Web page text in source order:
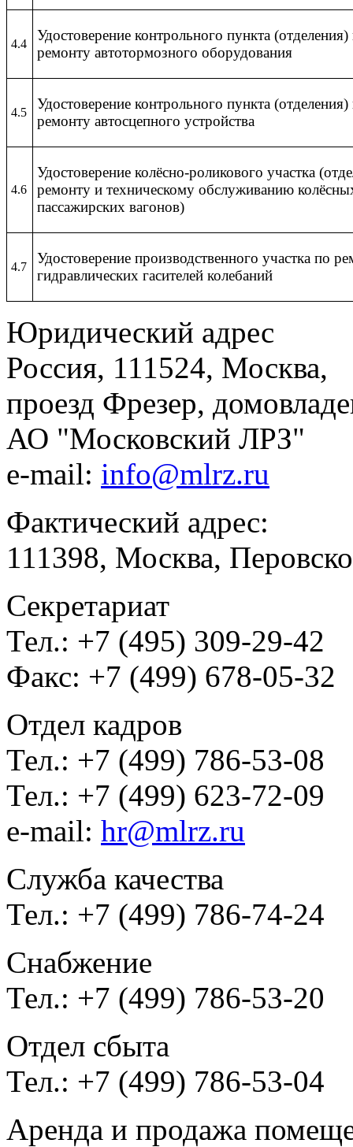
4.4
Удостоверение контрольного пункта (отделения)
ремонту автотормозного оборудования
4.5
Удостоверение контрольного пункта (отделения)
ремонту автосцепного устройства
4.6
Удостоверение колёсно-роликового участка
ремонту и техническому обслуживанию
пассажирских вагонов)
4.7
Удостоверение производственного участка по
гидравлических гасителей колебаний
Юридический адрес
Россия, 111524, Москва,
проезд Фрезер,
АО "Московский ЛРЗ"
e-mail: info@mlrz.ru
Фактический адрес:
111398, Москва,
Секретариат
Тел.: +7 (495) 309-29-42
Факс: +7 (499) 678-05-32
Отдел кадров
Тел.: +7 (499) 786-53-08
Тел.: +7 (499) 623-72-09
e-mail: hr@mlrz.ru
Служба качества
Тел.: +7 (499) 786-74-24
Снабжение
Тел.: +7 (499) 786-53-20
Отдел сбыта
Тел.: +7 (499) 786-53-04
Аренда и продажа